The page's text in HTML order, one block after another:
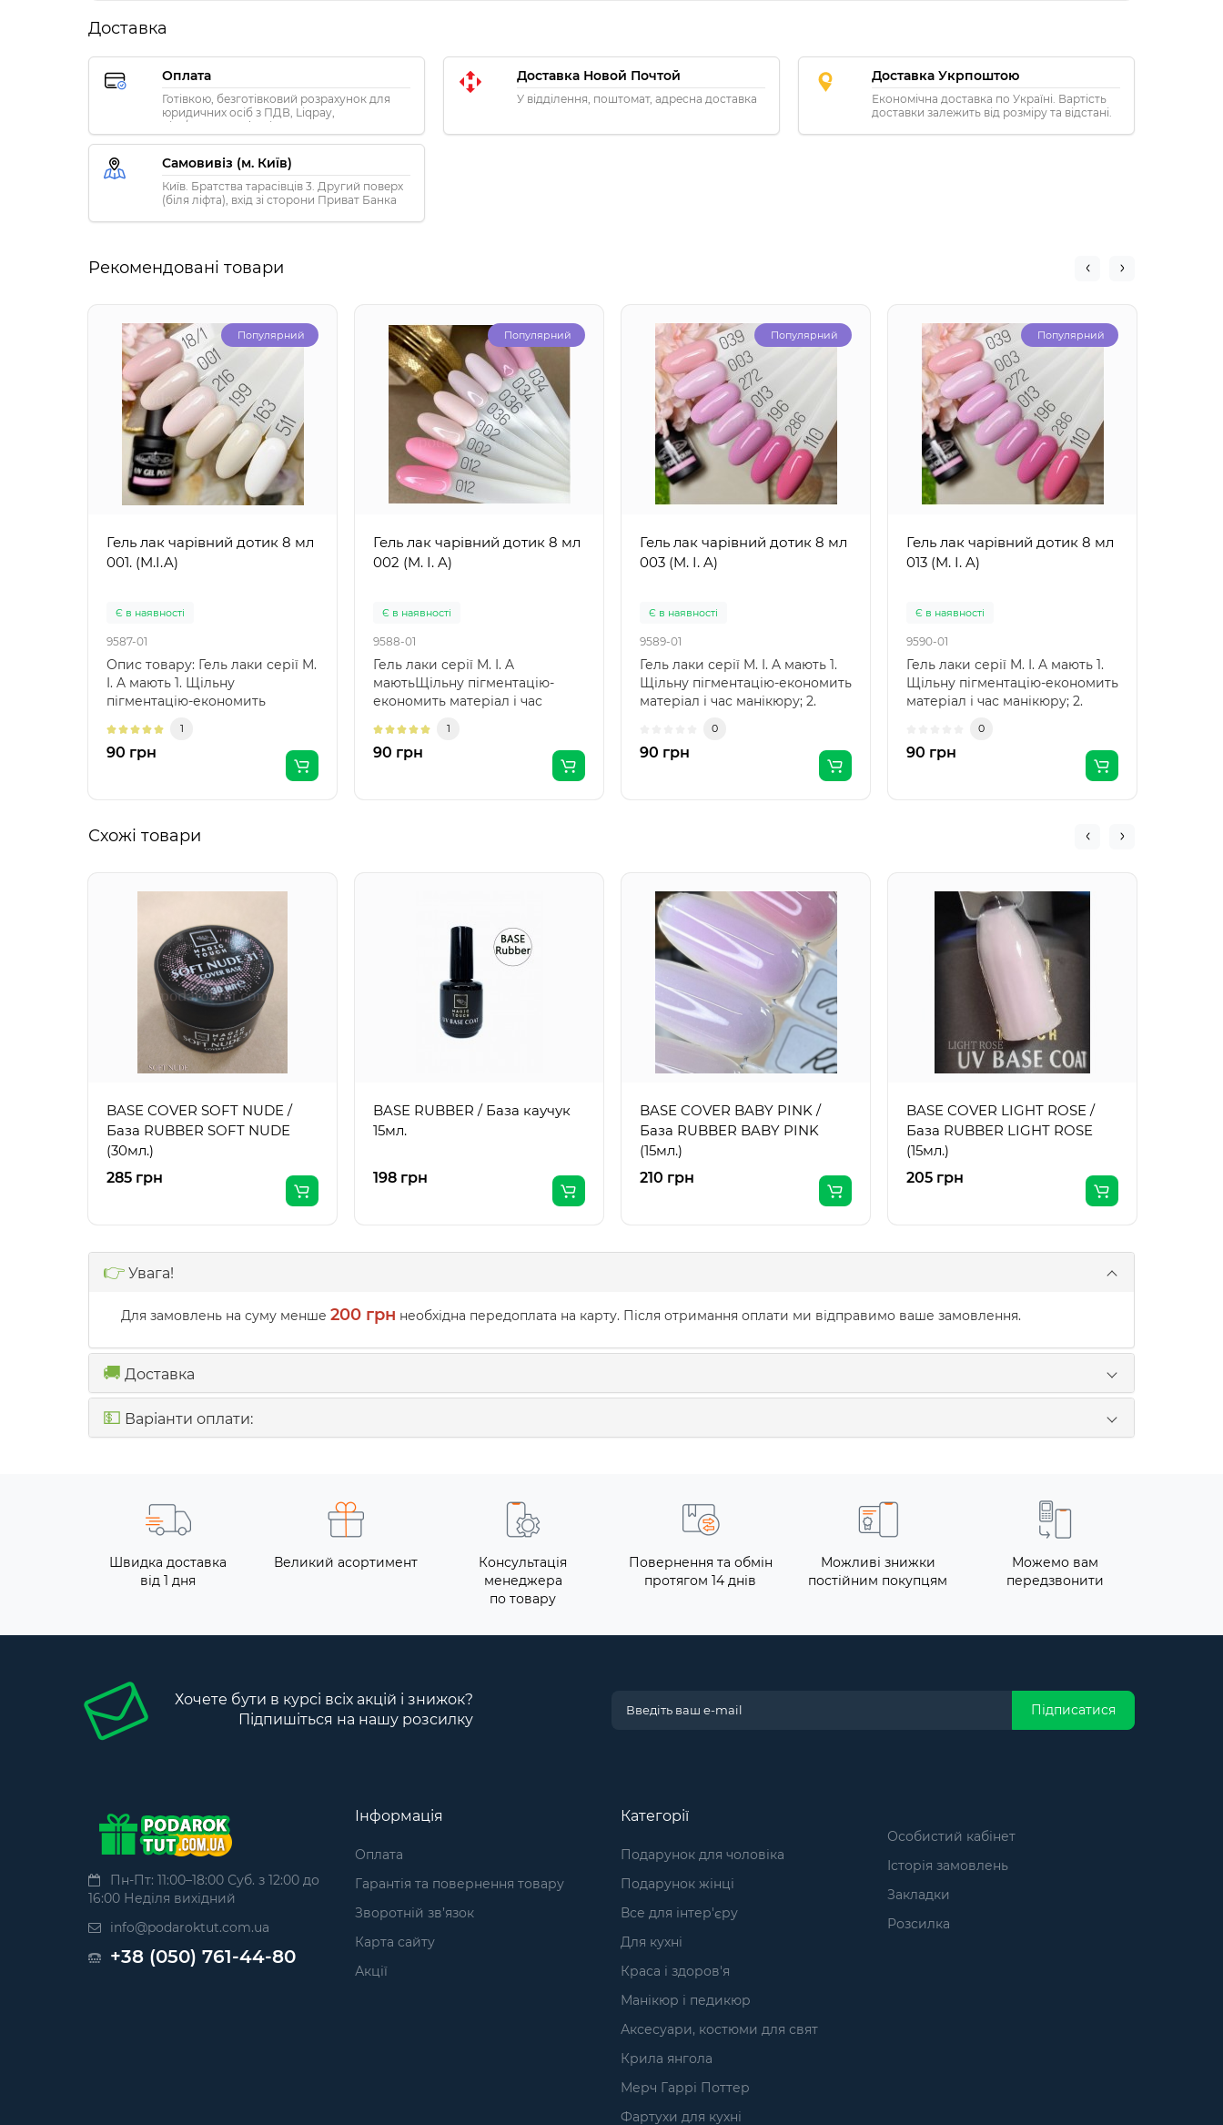
Доставка
Оплата
Готівкою, безготівковий розрахунок для
юридичних осіб з ПДВ, Liqpay,
Visa/MasterCard, Privat24
Доставка Новой Почтой
У відділення, поштомат, адресна доставка
Доставка Укрпоштою
Економічна доставка по Україні. Вартість
доставки залежить від розміру та відстані.
Самовивіз (м. Київ)
Київ. Братства тарасівців 3. Другий поверх
(біля ліфта), вхід зі сторони Приват Банка
Рекомендовані товари
Популярний
Гель лак чарівний дотик 8 мл
001. (M.I.A)
Є в наявності
9587-01
Опис товару: Гель лаки серії M.
I. A мають 1. Щільну
пігментацію-економить
1
90 грн
Популярний
Гель лак чарівний дотик 8 мл
002 (M. I. A)
Є в наявності
9588-01
Гель лаки серії M. I. A
маютьЩільну пігментацію-
економить матеріал і час
1
90 грн
Популярний
Гель лак чарівний дотик 8 мл
003 (M. I. A)
Є в наявності
9589-01
Гель лаки серії M. I. A мають 1.
Щільну пігментацію-економить
матеріал і час манікюру; 2.
0
90 грн
Популярний
Гель лак чарівний дотик 8 мл
013 (M. I. A)
Є в наявності
9590-01
Гель лаки серії M. I. A мають 1.
Щільну пігментацію-економить
матеріал і час манікюру; 2.
0
90 грн
Схожі товари
BASE COVER SOFT NUDE /
База RUBBER SOFT NUDE
(30мл.)
285 грн
BASE RUBBER / База каучук
15мл.
198 грн
BASE COVER BABY PINK /
База RUBBER BABY PINK
(15мл.)
210 грн
BASE COVER LIGHT ROSE /
База RUBBER LIGHT ROSE
(15мл.)
205 грн
👉 Увага!
Для замовлень на суму менше 200 грн необхідна передоплата на карту. Після отримання оплати ми відправимо ваше замовлення.
🚚 Доставка
💵 Варіанти оплати:
Швидка доставка
від 1 дня
Великий асортимент
Консультація
менеджера
по товару
Повернення та обмін
протягом 14 днів
Можливі знижки
постійним покупцям
Можемо вам
передзвонити
Хочете бути в курсі всіх акцій і знижок?
Підпишіться на нашу розсилку
Підписатися
Пн-Пт: 11:00–18:00 Суб. з 12:00 до
16:00 Неділя вихідний
info@podaroktut.com.ua
+38 (050) 761-44-80
Інформація
Оплата
Гарантія та повернення товару
Зворотній зв’язок
Карта сайту
Акції
Категорії
Подарунок для чоловіка
Подарунок жінці
Все для інтер'єру
Для кухні
Краса і здоров'я
Манікюр і педикюр
Аксесуари, костюми для свят
Крила янгола
Мерч Гаррі Поттер
Фартухи для кухні
Особистий кабінет
Історія замовлень
Закладки
Розсилка